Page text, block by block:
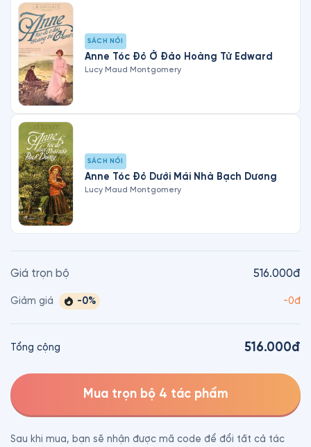
SÁCH NÓI
Anne Tóc Đỏ Ở Đảo Hoàng Tử Edward
Lucy Maud Montgomery
SÁCH NÓI
Anne Tóc Đỏ Dưới Mái Nhà Bạch Dương
Lucy Maud Montgomery
Giá trọn bộ 516.000đ
Giảm giá -0% -0đ
Tổng cộng 516.000đ
Mua trọn bộ 4 tác phẩm
Sau khi mua, bạn sẽ nhận được mã code để đổi tất cả tác